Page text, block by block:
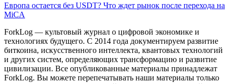
Европа остается без USDT? Что ждет рынок после перехода на
MiCA
ForkLog — культовый журнал о цифровой экономике и
технологиях будущего. С 2014 года документируем развитие
биткоина, искусственного интеллекта, квантовых технологий
и других систем, определяющих трансформацию и развитие
цивилизации. Все опубликованные материалы принадлежат
ForkLog. Вы можете перепечатывать наши материалы только